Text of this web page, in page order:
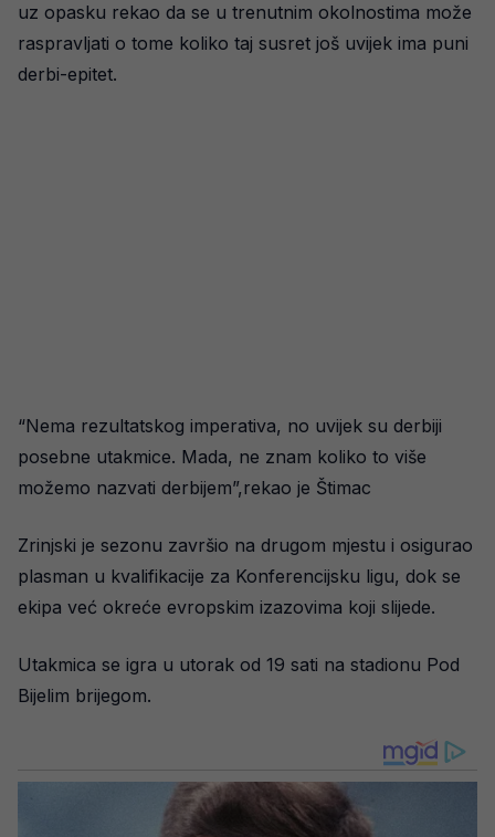
uz opasku rekao da se u trenutnim okolnostima može
raspravljati o tome koliko taj susret još uvijek ima puni
derbi-epitet.
“Nema rezultatskog imperativa, no uvijek su derbiji
posebne utakmice. Mada, ne znam koliko to više
možemo nazvati derbijem”,rekao je Štimac
Zrinjski je sezonu završio na drugom mjestu i osigurao
plasman u kvalifikacije za Konferencijsku ligu, dok se
ekipa već okreće evropskim izazovima koji slijede.
Utakmica se igra u utorak od 19 sati na stadionu Pod
Bijelim brijegom.